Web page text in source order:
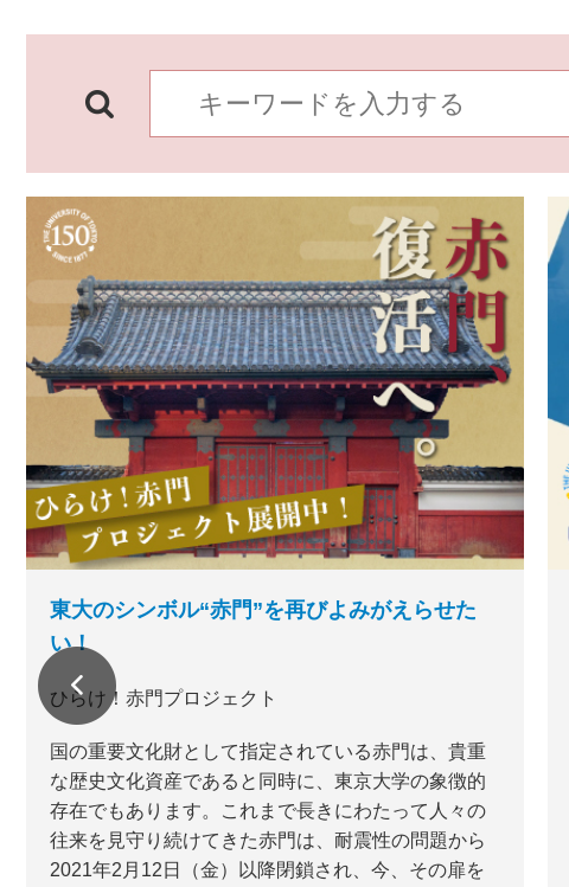
東大のシンボル“赤門”を再びよみがえらせた
い！
ひらけ！赤門プロジェクト
国の重要文化財として指定されている赤門は、貴重
な歴史文化資産であると同時に、東京大学の象徴的
存在でもあります。これまで長きにわたって人々の
往来を見守り続けてきた赤門は、耐震性の問題から
2021年2月12日（金）以降閉鎖され、今、その扉を